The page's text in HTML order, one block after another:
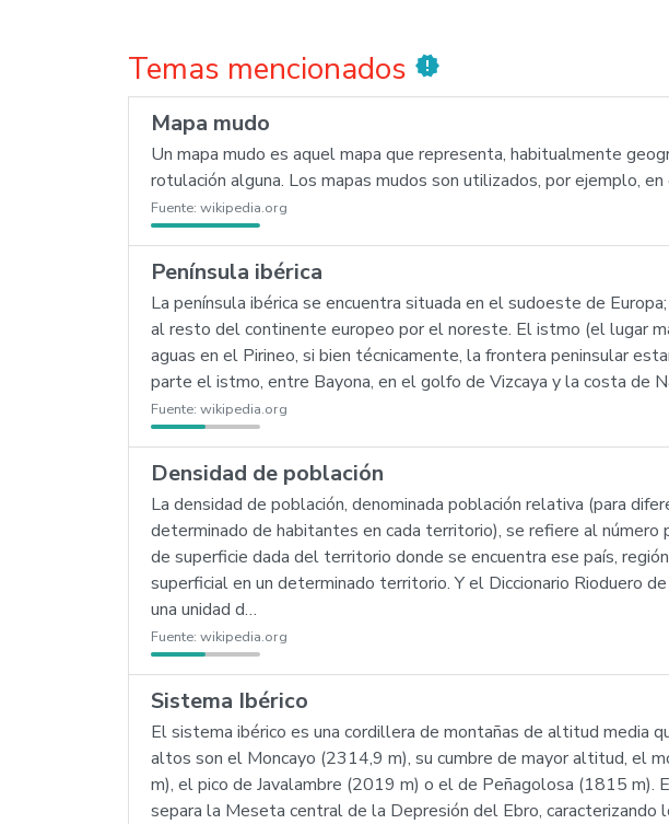
Temas mencionados new_releases
Mapa mudo
Un mapa mudo es aquel mapa que representa, habitualmente
rotulación alguna. Los mapas mudos son utilizados, por ejemplo, en
Fuente: wikipedia.org
Península ibérica
La península ibérica se encuentra situada en el sudoeste de
al resto del continente europeo por el noreste. El istmo (el lugar
aguas en el Pirineo, si bien técnicamente, la frontera peninsular
parte el istmo, entre Bayona, en el golfo de Vizcaya y la costa de
Fuente: wikipedia.org
Densidad de población
La densidad de población, denominada población relativa (para
determinado de habitantes en cada territorio), se refiere al número
de superficie dada del territorio donde se encuentra ese país,
superficial en un determinado territorio. Y el Diccionario Rioduero
una unidad d…
Fuente: wikipedia.org
Sistema Ibérico
El sistema ibérico es una cordillera de montañas de altitud media
altos son el Moncayo (2314,9 m), su cumbre de mayor altitud, el
m), el pico de Javalambre (2019 m) o el de Peñagolosa (1815 m).
separa la Meseta central de la Depresión del Ebro, caracterizando